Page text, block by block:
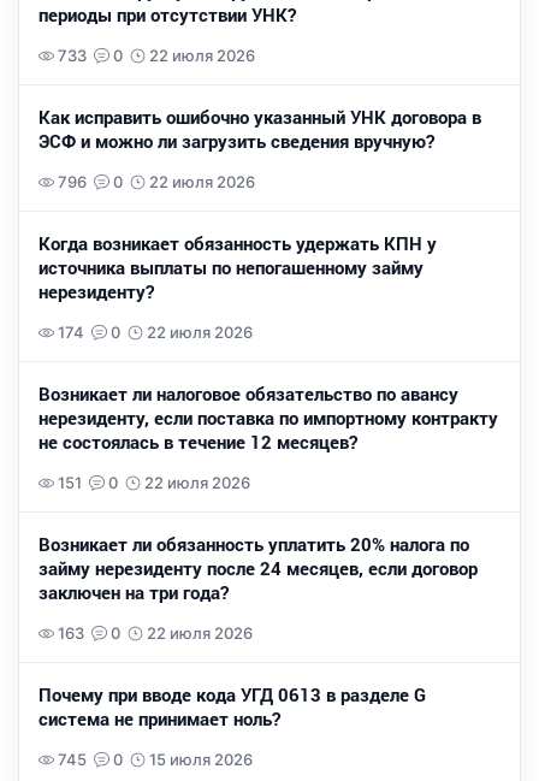
периоды при отсутствии УНК?
733 0 22 июля 2026
Как исправить ошибочно указанный УНК договора в
ЭСФ и можно ли загрузить сведения вручную?
796 0 22 июля 2026
Когда возникает обязанность удержать КПН у
источника выплаты по непогашенному займу
нерезиденту?
174 0 22 июля 2026
Возникает ли налоговое обязательство по авансу
нерезиденту, если поставка по импортному контракту
не состоялась в течение 12 месяцев?
151 0 22 июля 2026
Возникает ли обязанность уплатить 20% налога по
займу нерезиденту после 24 месяцев, если договор
заключен на три года?
163 0 22 июля 2026
Почему при вводе кода УГД 0613 в разделе G
система не принимает ноль?
745 0 15 июля 2026